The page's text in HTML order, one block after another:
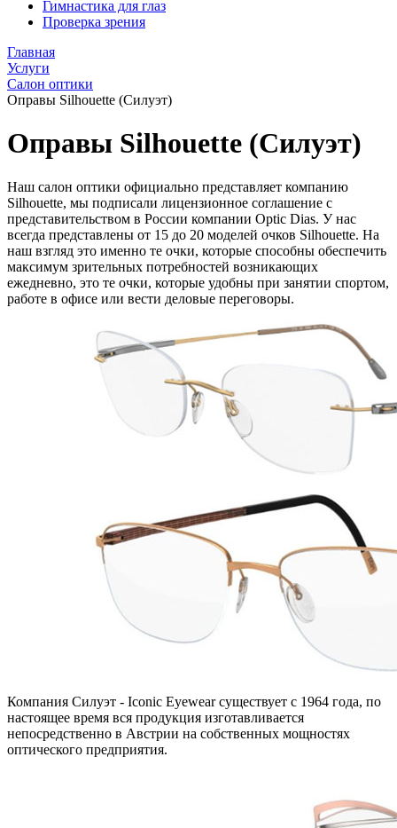
Гимнастика для глаз
Проверка зрения
Главная
Услуги
Салон оптики
Оправы Silhouette (Силуэт)
Оправы Silhouette (Силуэт)
Наш салон оптики официально представляет компанию
Silhouette, мы подписали лицензионное соглашение с
представительством в России компании Optic Dias. У нас
всегда представлены от 15 до 20 моделей очков Silhouette. На
наш взгляд это именно те очки, которые способны обеспечить
максимум зрительных потребностей возникающих
ежедневно, это те очки, которые удобны при занятии спортом,
работе в офисе или вести деловые переговоры.
Компания Силуэт - Iconic Eyewear существует с 1964 года, по
настоящее время вся продукция изготавливается
непосредственно в Австрии на собственных мощностях
оптического предприятия.